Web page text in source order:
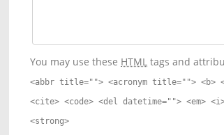
You may use these HTML tags and
<abbr title=""> <acronym title=""> <b>
<cite> <code> <del datetime=""> <em>
<strong>